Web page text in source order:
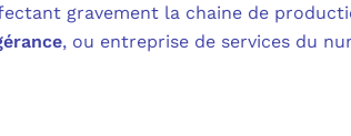
gravement la chaine de
, ou entreprise de services du